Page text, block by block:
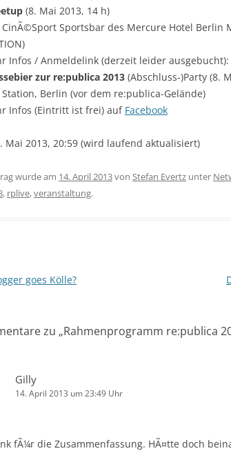
(8. Mai 2013, 14 h)
CinÃ©Sport Sportsbar des Mercure Hotel Berlin
Infos / Anmeldelink (derzeit leider ausgebucht):
zur re:publica 2013 (Abschluss-)Party (8.
Berlin (vor dem re:publica-Gelände)
Infos (Eintritt ist frei) auf Facebook
Mai 2013, 20:59 (wird laufend aktualisiert)
wurde am 14. April 2013von Stefan Evertz unter
, rplive,veranstaltung.
goes Kölle?
zu „Rahmenprogramm re:publica
Gilly
14. April 2013 um 23:49 Uhr
fÃ¼r die Zusammenfassung. HÃ¤tte doch